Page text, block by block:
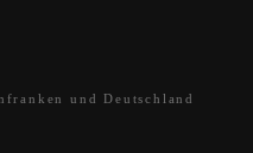
und Deutschland